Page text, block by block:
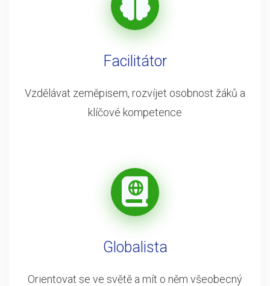
Facilitátor
Vzdělávat zeměpisem, rozvíjet osobnost žáků a
klíčové kompetence
Globalista
Orientovat se ve světě a mít o něm všeobecný